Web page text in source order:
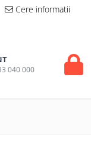
Cere informatii
040 000